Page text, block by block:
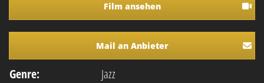
Film ansehen
Mail an Anbieter
Genre:
Jazz